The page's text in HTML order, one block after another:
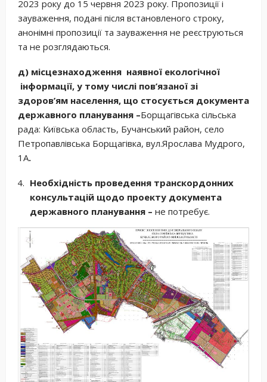
2023 року до 15 червня 2023 року. Пропозиції і
зауваження, подані після встановленого строку,
анонімні пропозиції та зауваження не реєструються
та не розглядаються.
д) місцезнаходження наявної екологічної
інформації, у тому числі пов’язаної зі
здоров’ям населення, що стосується документа
державного планування –Борщагівська сільська
рада: Київська область, Бучанський район, село
Петропавлівська Борщагівка, вул.Ярослава Мудрого,
1А.
Необхідність проведення транскордонних
консультацій щодо проекту документа
державного планування – не потребує.